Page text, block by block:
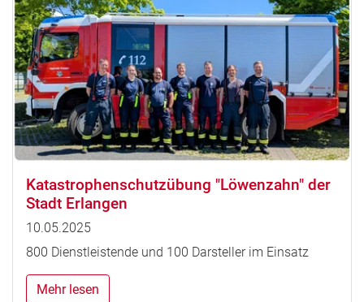
Katastrophenschutzübung "Löwenzahn" der
Stadt Erlangen
10.05.2025
800 Dienstleistende und 100 Darsteller im Einsatz
Mehr lesen